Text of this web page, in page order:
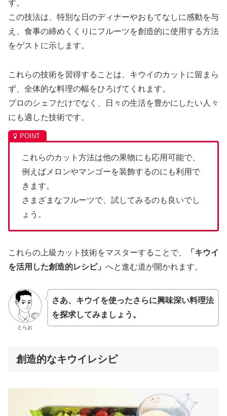
す。
この技法は、特別な日のディナーやおもてなしに感動を与
え、食事の締めくくりにフルーツを創造的に使用する方法
をゲストに示します。
これらの技術を習得することは、キウイのカットに留まら
ず、全体的な料理の幅をひろげてくれます。
プロのシェフだけでなく、日々の生活を豊かにしたい人々
にも適した技術です。
これらのカット方法は他の果物にも応用可能で、
例えばメロンやマンゴーを装飾するのにも利用で
きます。
さまざまなフルーツで、試してみるのも良いでし
ょう。
これらの上級カット技術をマスターすることで、
「キウイ
を活用した創造的レシピ」 へと進む道が開かれます。
とらお
さあ、キウイを使ったさらに興味深い料理法
を探求してみましょう。
創造的なキウイレシピ